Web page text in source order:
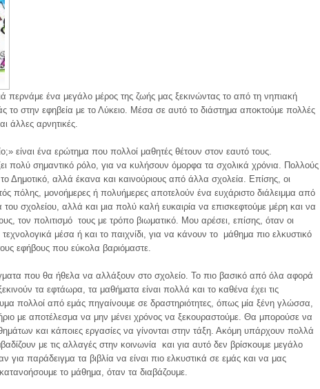
περνάμε ένα μεγάλο μέρος της ζωής μας ξεκινώντας το από τη νηπιακή
το στην εφηβεία με το Λύκειο. Μέσα σε αυτό το διάστημα αποκτούμε πολλές
άλλες αρνητικές.
είναι ένα ερώτημα που πολλοί μαθητές θέτουν στον εαυτό τους.
πολύ σημαντικό ρόλο, για να κυλήσουν όμορφα τα σχολικά χρόνια. Πολλούς
Δημοτικό, αλλά έκανα και καινούριους από άλλα σχολεία. Επίσης, οι
πόλης, μονοήμερες ή πολυήμερες αποτελούν ένα ευχάριστο διάλειμμα από
σχολείου, αλλά και μια πολύ καλή ευκαιρία να επισκεφτούμε μέρη και να
τον πολιτισμό τους με τρόπο βιωματικό. Μου αρέσει, επίσης, όταν οι
μέσα ή και το παιχνίδι, για να κάνουν το μάθημα πιο ελκυστικό
εφήβους που εύκολα βαριόμαστε.
που θα ήθελα να αλλάξουν στο σχολείο. Το πιο βασικό από όλα αφορά
τα εφτάωρα, τα μαθήματα είναι πολλά και το καθένα έχει τις
πολλοί από εμάς πηγαίνουμε σε δραστηριότητες, όπως μία ξένη γλώσσα,
με αποτέλεσμα να μην μένει χρόνος να ξεκουραστούμε. Θα μπορούσε να
και κάποιες εργασίες να γίνονται στην τάξη. Ακόμη υπάρχουν πολλά
με τις αλλαγές στην κοινωνία και για αυτό δεν βρίσκουμε μεγάλο
για παράδειγμα τα βιβλία να είναι πιο ελκυστικά σε εμάς και να μας
το μάθημα, όταν τα διαβάζουμε.